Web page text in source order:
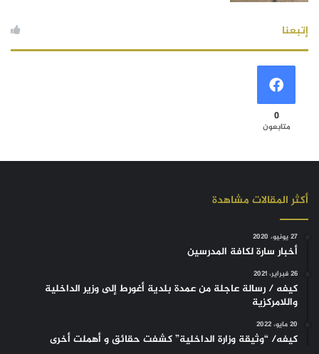
إتبعنا
0
متابعون
أكثر المقالات مشاهدة
27 يونيو، 2020
أخبار سارة لكافة المدرسين
26 فبراير، 2021
كيفه / رسالة عاجلة من عمدة بلدية أغورط إلى وزير الداخلية
واللامركزية
20 مايو، 2022
كيفه/ “وثيقة وزارة الداخلية” كشفت حقائق و أهملت أخرى